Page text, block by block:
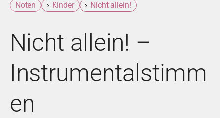
Noten Kinder Nicht allein!
Nicht allein! –
Instrumentalstimm
en